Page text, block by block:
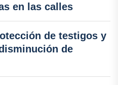
en las calles
de testigos y
de